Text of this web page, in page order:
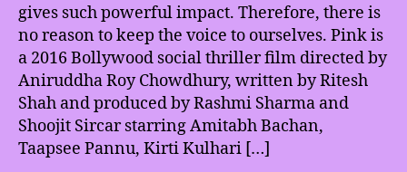
gives such powerful impact. Therefore, there is
no reason to keep the voice to ourselves. Pink is
a 2016 Bollywood social thriller film directed by
Aniruddha Roy Chowdhury, written by Ritesh
Shah and produced by Rashmi Sharma and
Shoojit Sircar starring Amitabh Bachan,
Taapsee Pannu, Kirti Kulhari […]